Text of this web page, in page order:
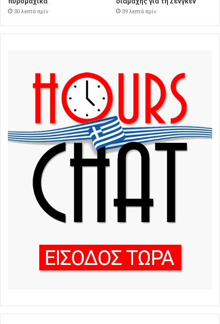
30 λεπτά πρίν 39 λεπτά πρίν